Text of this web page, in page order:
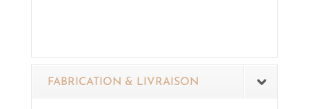
FABRICATION & LIVRAISON